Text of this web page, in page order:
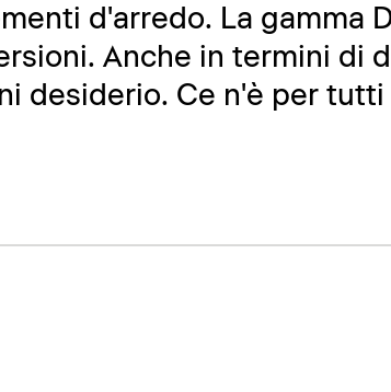
d'arredo. La gamma
Anche in termini di
desiderio. Ce n'è per